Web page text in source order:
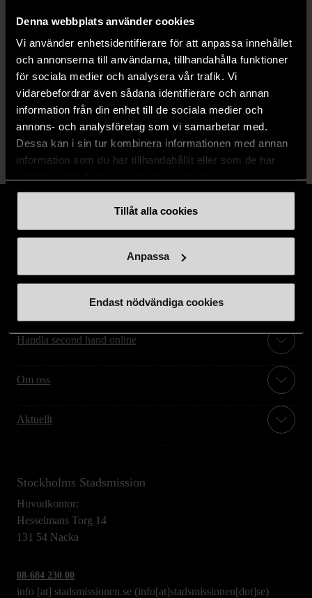
Denna webbplats använder cookies
Vi använder enhetsidentifierare för att anpassa innehållet
och annonserna till användarna, tillhandahålla funktioner
för sociala medier och analysera vår trafik. Vi
vidarebefordrar även sådana identifierare och annan
information från din enhet till de sociala medier och
annons- och analysföretag som vi samarbetar med.
Dessa kan i sin tur kombinera informationen med annan
information som du har tillhandahållit eller som de har
Tillåt alla cookies
Anpassa
Endast nödvändiga cookies
Produkten har använts men är av fin
kvalitet, det kan förekomma mindre
förslitningar.
Handla second hand online
Om oss
Aktuellt
Stockholms Stadsmission
Huvudkontor:
Hesselmans Torg 14
131 54 Nacka
08-684 230 00
info [at] stadsmissionen.se (info[at]stadsmissionen[dot]se)